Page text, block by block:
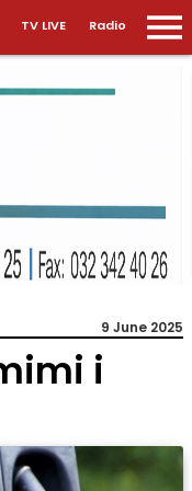
TV LIVE Radio
9 June 2025
i